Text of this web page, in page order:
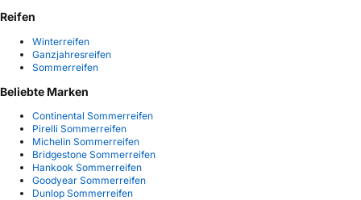
Reifen
Winterreifen
Ganzjahresreifen
Sommerreifen
Beliebte Marken
Continental Sommerreifen
Pirelli Sommerreifen
Michelin Sommerreifen
Bridgestone Sommerreifen
Hankook Sommerreifen
Goodyear Sommerreifen
Dunlop Sommerreifen